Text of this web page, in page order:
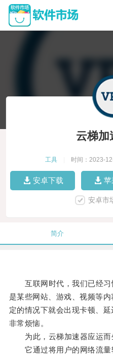
云梯
工具 时间：2023-
安卓下载 苹
安卓市
简介
互联网时代，我们已经习
是某些网站、游戏、视频等
定的情况下就会出现卡顿、
非常烦恼。
为此，云梯加速器应运而
它通过将用户的网络流量